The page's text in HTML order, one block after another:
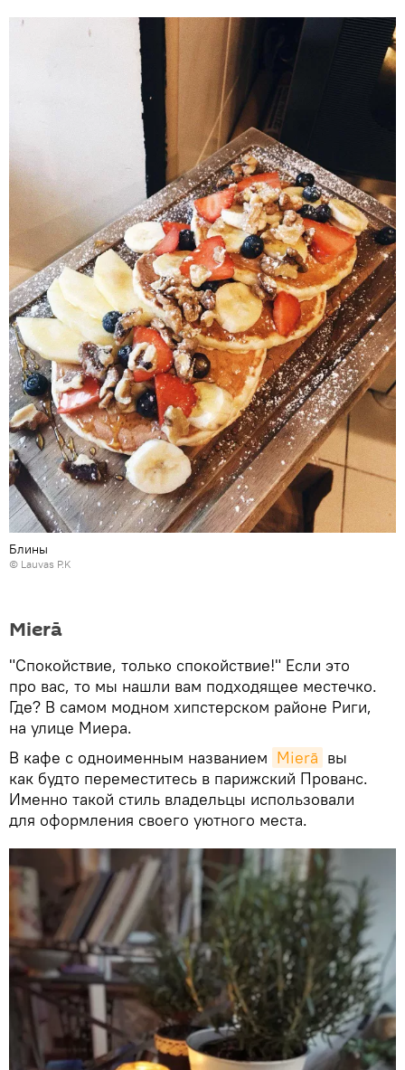
Блины
© Lauvas P.K
Mierā
"Спокойствие, только спокойствие!" Если это
про вас, то мы нашли вам подходящее местечко.
Где? В самом модном хипстерском районе Риги,
на улице Миера.
В кафе с одноименным названием Mierā вы
как будто переместитесь в парижский Прованс.
Именно такой стиль владельцы использовали
для оформления своего уютного места.